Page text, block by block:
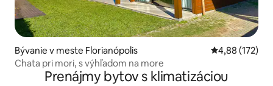
Bývanie v meste Florianópolis Priemerné
4,88 (172)
Chata pri mori, s výhľadom na more
Prenájmy bytov s klimatizáciou